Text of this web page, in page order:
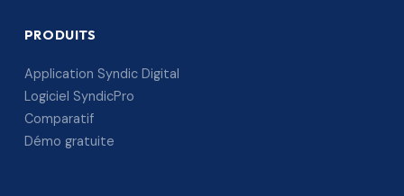
PRODUITS
Application Syndic Digital
Logiciel SyndicPro
Comparatif
Démo gratuite